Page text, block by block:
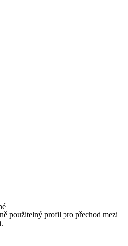
použitelný profil pro přechod mezi